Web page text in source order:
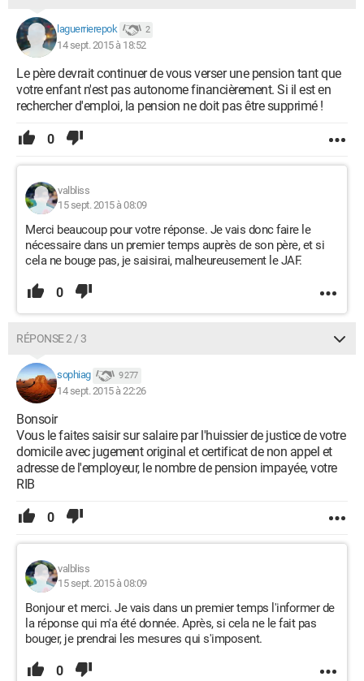
laguerrierepok 2
14 sept. 2015 à 18:52
Le père devrait continuer de vous verser une pension tant que
votre enfant n'est pas autonome financièrement. Si il est en
rechercher d'emploi, la pension ne doit pas être supprimé !
0
valbliss
15 sept. 2015 à 08:09
Merci beaucoup pour votre réponse. Je vais donc faire le
nécessaire dans un premier temps auprès de son père, et si
cela ne bouge pas, je saisirai, malheureusement le JAF.
0
RÉPONSE 2 / 3
sophiag 9 277
14 sept. 2015 à 22:26
Bonsoir
Vous le faites saisir sur salaire par l'huissier de justice de votre
domicile avec jugement original et certificat de non appel et
adresse de l'employeur, le nombre de pension impayée, votre
RIB
0
valbliss
15 sept. 2015 à 08:09
Bonjour et merci. Je vais dans un premier temps l'informer de
la réponse qui m'a été donnée. Après, si cela ne le fait pas
bouger, je prendrai les mesures qui s'imposent.
0